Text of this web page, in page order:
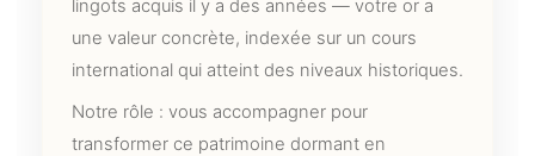
lingots acquis il y a des années — votre or a
une valeur concrète, indexée sur un cours
international qui atteint des niveaux historiques.
Notre rôle : vous accompagner pour
transformer ce patrimoine dormant en